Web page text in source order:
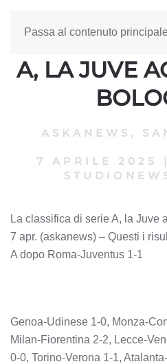
Passa al contenuto principale
LA
A, LA JUVE
ASKANEWS ,
7 APRILE 2025
La classifica di serie A, la Juve
7 apr. (askanews) – Questi i
A dopo Roma-Juventus 1-1
Genoa-Udinese 1-0, Monza-
Milan-Fiorentina 2-2, Lecce-
0-0, Torino-Verona 1-1,